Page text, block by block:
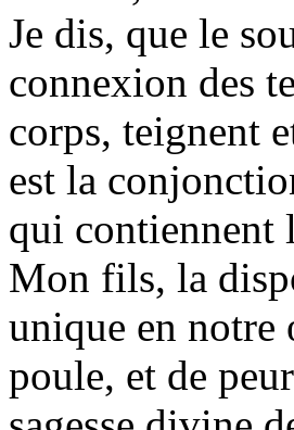
Je dis, que le
connexion des
corps, teignent
est la
qui
Mon fils, la
unique en
poule, et de